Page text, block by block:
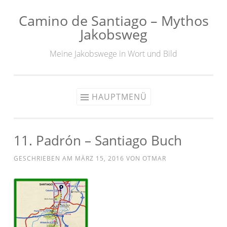
Zum
Camino de Santiago – Mythos
Jakobsweg
Meine Jakobswege in Wort und Bild
HAUPTMENÜ
11. Padrón – Santiago Buch
GESCHRIEBEN AM MÄRZ 15, 2016 VON OTMAR